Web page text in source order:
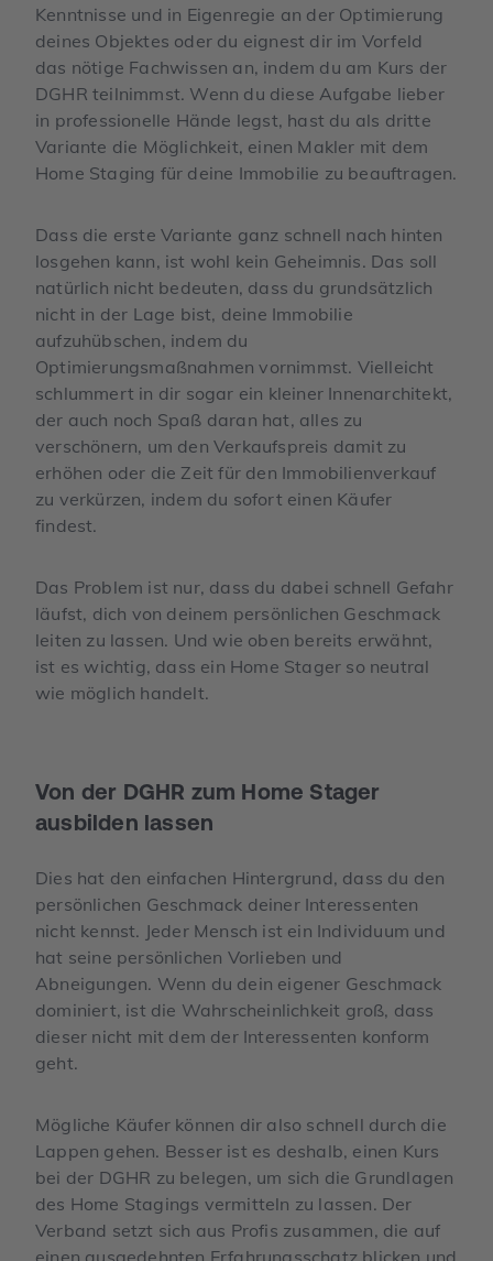
Kenntnisse und in Eigenregie an der Optimierung
deines Objektes oder du eignest dir im Vorfeld
das nötige Fachwissen an, indem du am Kurs der
DGHR teilnimmst. Wenn du diese Aufgabe lieber
in professionelle Hände legst, hast du als dritte
Variante die Möglichkeit, einen Makler mit dem
Home Staging für deine Immobilie zu beauftragen.
Dass die erste Variante ganz schnell nach hinten
losgehen kann, ist wohl kein Geheimnis. Das soll
natürlich nicht bedeuten, dass du grundsätzlich
nicht in der Lage bist, deine Immobilie
aufzuhübschen, indem du
Optimierungsmaßnahmen vornimmst. Vielleicht
schlummert in dir sogar ein kleiner Innenarchitekt,
der auch noch Spaß daran hat, alles zu
verschönern, um den Verkaufspreis damit zu
erhöhen oder die Zeit für den Immobilienverkauf
zu verkürzen, indem du sofort einen Käufer
findest.
Das Problem ist nur, dass du dabei schnell Gefahr
läufst, dich von deinem persönlichen Geschmack
leiten zu lassen. Und wie oben bereits erwähnt,
ist es wichtig, dass ein Home Stager so neutral
wie möglich handelt.
Von der DGHR zum Home Stager
ausbilden lassen
Dies hat den einfachen Hintergrund, dass du den
persönlichen Geschmack deiner Interessenten
nicht kennst. Jeder Mensch ist ein Individuum und
hat seine persönlichen Vorlieben und
Abneigungen. Wenn du dein eigener Geschmack
dominiert, ist die Wahrscheinlichkeit groß, dass
dieser nicht mit dem der Interessenten konform
geht.
Mögliche Käufer können dir also schnell durch die
Lappen gehen. Besser ist es deshalb, einen Kurs
bei der DGHR zu belegen, um sich die Grundlagen
des Home Stagings vermitteln zu lassen. Der
Verband setzt sich aus Profis zusammen, die auf
einen ausgedehnten Erfahrungsschatz blicken und